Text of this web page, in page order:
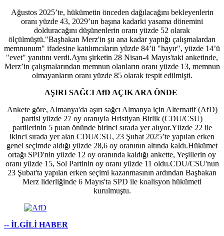
Ağustos 2025’te, hükümetin önceden dağılacağını bekleyenlerin
oranı yüzde 43, 2029’un başına kadarki yasama dönemini
dolduracağını düşünenlerin oranı yüzde 52 olarak
ölçülmüştü."Başbakan Merz'in şu ana kadar yaptığı çalışmalardan
memnunum" ifadesine katılımcıların yüzde 84’ü "hayır", yüzde 14’ü
"evet" yanıtını verdi.Aynı şirketin 28 Nisan-4 Mayıs'taki anketinde,
Merz’in çalışmalarından memnun olanların oranı yüzde 13, memnun
olmayanların oranı yüzde 85 olarak tespit edilmişti.
AŞIRI SAĞCI AfD AÇIK ARA ÖNDE
Ankete göre, Almanya'da aşırı sağcı Almanya için Alternatif (AfD)
partisi yüzde 27 oy oranıyla Hristiyan Birlik (CDU/CSU)
partilerinin 5 puan önünde birinci sırada yer alıyor.Yüzde 22 ile
ikinci sırada yer alan CDU/CSU, 23 Şubat 2025’te yapılan erken
genel seçimde aldığı yüzde 28,6 oy oranının altında kaldı.Hükümet
ortağı SPD'nin yüzde 12 oy oranında kaldığı ankette, Yeşillerin oy
oranı yüzde 15, Sol Partinin oy oranı yüzde 11 oldu.CDU/CSU'nun
23 Şubat'ta yapılan erken seçimi kazanmasının ardından Başbakan
Merz liderliğinde 6 Mayıs'ta SPD ile koalisyon hükümeti
kurulmuştu.
-- İLGİLİ HABER